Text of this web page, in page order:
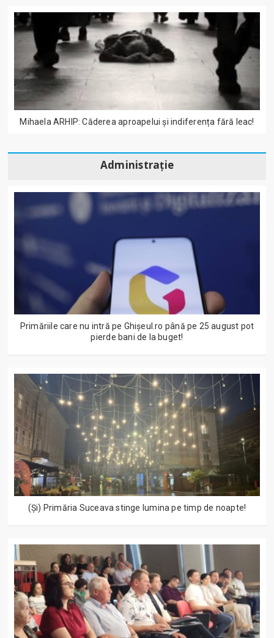
Mihaela ARHIP: Căderea aproapelui și indiferența fără leac!
Administrație
Primăriile care nu intră pe Ghişeul.ro până pe 25 august pot
pierde bani de la buget!
(Și) Primăria Suceava stinge lumina pe timp de noapte!